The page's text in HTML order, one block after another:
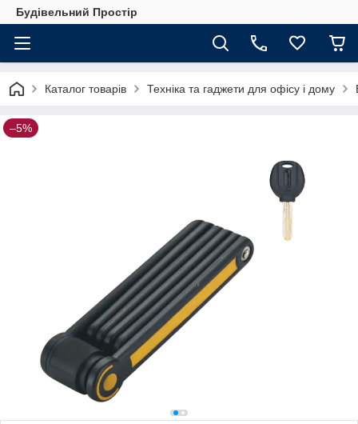
Будівельний Простір
Каталог товарів Техніка та гаджети для офісу і дому
–5%